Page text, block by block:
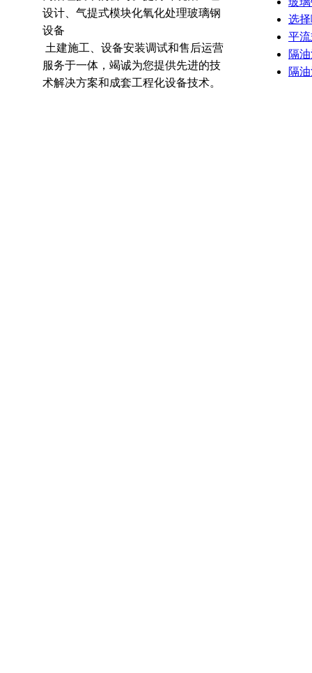
设计、气提式模块化氧化处理玻璃钢
设备
土建施工、设备安装调试和售后运营
服务于一体，竭诚为您提供先进的技
术解决方案和成套工程化设备技术。
选
平
隔
隔